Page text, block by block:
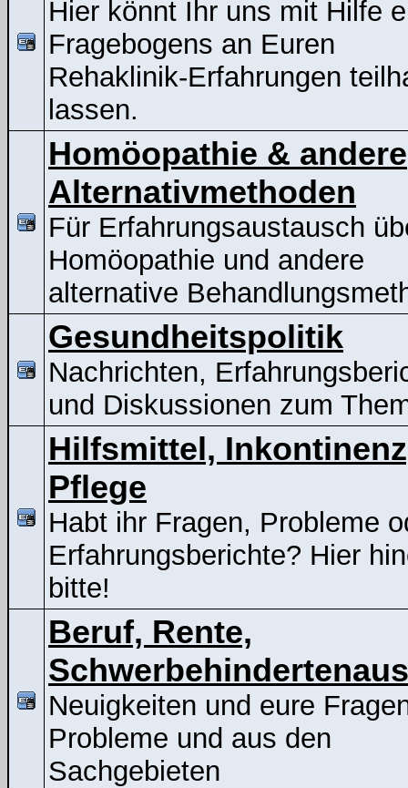
Hier könnt Ihr uns mit Hilfe
Fragebogens an Euren
Rehaklinik-Erfahrungen
lassen.
Homöopathie & andere
Alternativmethoden
Für Erfahrungsaustausch
Homöopathie und andere
alternative
Gesundheitspolitik
Nachrichten,
und Diskussionen zum
Hilfsmittel,
Pflege
Habt ihr Fragen, Probleme
Erfahrungsberichte? Hier
bitte!
Beruf, Rente,
Neuigkeiten und eure
Probleme und aus den
Sachgebieten